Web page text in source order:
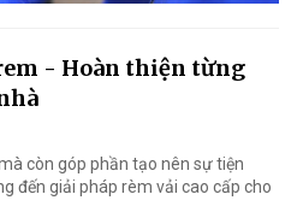
- Hoàn thiện từng
còn góp phần tạo nên sự tiện
đến giải pháp rèm vải cao cấp cho